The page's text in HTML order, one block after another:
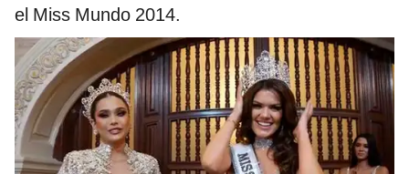
el Miss Mundo 2014.